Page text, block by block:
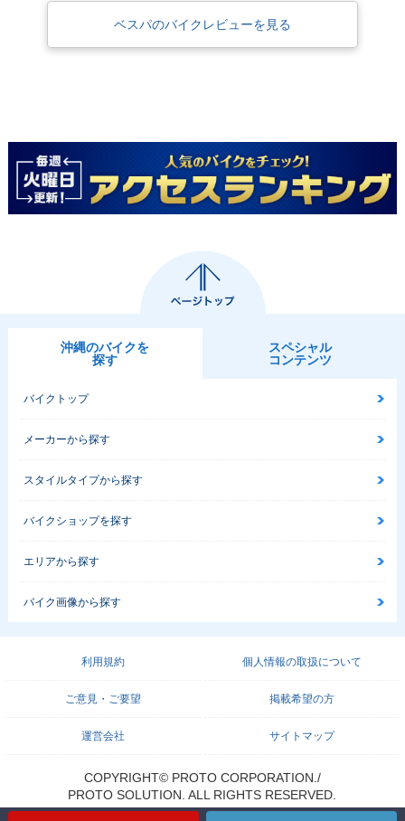
ベスパのバイクレビューを見る
沖縄のバイクを
探す
スペシャル
コンテンツ
バイクトップ
メーカーから探す
スタイルタイプから探す
バイクショップを探す
エリアから探す
バイク画像から探す
利用規約 個人情報の取扱について
ご意見・ご要望 掲載希望の方
運営会社 サイトマップ
COPYRIGHT© PROTO CORPORATION./
PROTO SOLUTION. ALL RIGHTS RESERVED.